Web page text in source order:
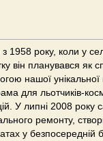
1958 року, коли у
він планувався як
нашої
для льотчиків-
У липні 2008 року
ремонту,
у безпосередній